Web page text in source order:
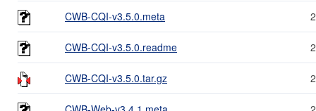
CWB-CQI-v3.5.0.meta
CWB-CQI-v3.5.0.readme
CWB-CQI-v3.5.0.tar.gz